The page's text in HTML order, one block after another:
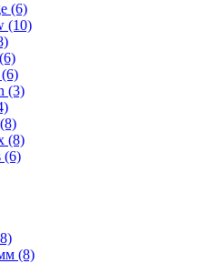
(6)
(10)
(3)
(8)
(6)
(8)